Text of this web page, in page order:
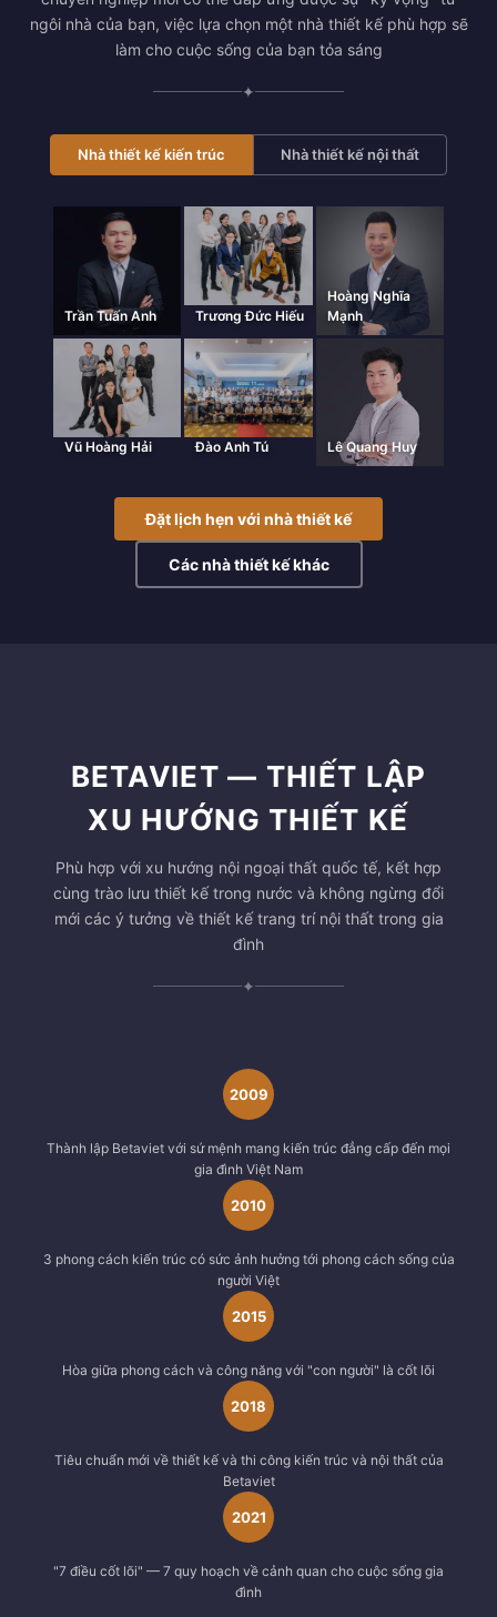
ngôi nhà của bạn, việc lựa chọn một nhà thiết kế phù hợp sẽ
làm cho cuộc sống của bạn tỏa sáng
✦
Nhà thiết kế kiến trúc Nhà thiết kế nội thất
Trần Tuấn Anh Trương Đức Hiếu
Hoàng Nghĩa
Mạnh
Vũ Hoàng Hải Đào Anh Tú Lê Quang Huy
Đặt lịch hẹn với nhà thiết kế
Các nhà thiết kế khác
BETAVIET — THIẾT LẬP
XU HƯỚNG THIẾT KẾ
Phù hợp với xu hướng nội ngoại thất quốc tế, kết hợp
cùng trào lưu thiết kế trong nước và không ngừng đổi
mới các ý tưởng về thiết kế trang trí nội thất trong gia
đình
✦
2009
Thành lập Betaviet với sứ mệnh mang kiến trúc đẳng cấp đến mọi
gia đình Việt Nam
2010
3 phong cách kiến trúc có sức ảnh hưởng tới phong cách sống của
người Việt
2015
Hòa giữa phong cách và công năng với "con người" là cốt lõi
2018
Tiêu chuẩn mới về thiết kế và thi công kiến trúc và nội thất của
Betaviet
2021
"7 điều cốt lõi" — 7 quy hoạch về cảnh quan cho cuộc sống gia
đình